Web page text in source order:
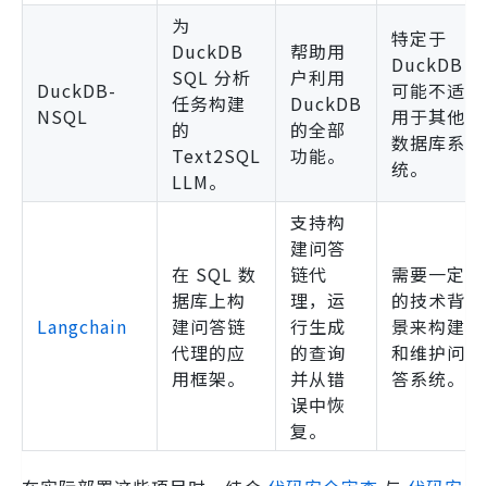
DuckDB-
NSQL
为
DuckDB
SQL 分析
任务构建
的
Text2SQL
LLM。
帮助用
户利用
DuckDB
的全部
功能。
特定于
DuckDB，
可能不适
用于其他
数据库系
统。
Langchain
在 SQL 数
据库上构
建问答链
代理的应
用框架。
支持构
建问答
链代
理，运
行生成
的查询
并从错
误中恢
复。
需要一定
的技术背
景来构建
和维护问
答系统。